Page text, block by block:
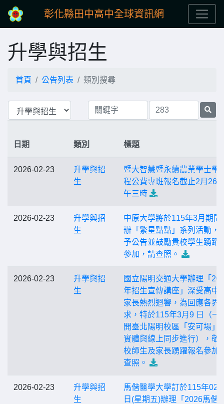
彰化縣田中高中全球資訊網
升學與招生
首頁 公告列表 類別搜尋
日期 類別 標題
2026-02-23
升學與招
生
暨大智慧暨永續農業學士學
程公費專班報名截止2月26
午三時
2026-02-23
升學與招
生
中原大學將於115年3月期間
辦「繁星點點」系列活動，
予公告並鼓勵貴校學生踴躍
參加，請查照。
2026-02-23
升學與招
生
國立陽明交通大學辦理「
年招生宣傳講座」深受高中
家長熱烈迴響，為回應各界
求，特於115年3月9 日（一
開臺北陽明校區「安可場」
實體與線上同步進行），敬
校師生及家長踴躍報名參加
查照。
2026-02-23
升學與招
生
馬偕醫學大學訂於115年02
日(星期五)辦理「2026馬偕